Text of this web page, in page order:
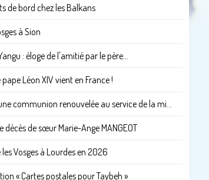
de bord chez les Balkans
à Sion
: éloge de l'amitié par le père...
pape Léon XIV vient en France !
communion renouvelée au service de la mi...
décès de sœur Marie-Ange MANGEOT
Vosges à Lourdes en 2026
« Cartes postales pour Taybeh »